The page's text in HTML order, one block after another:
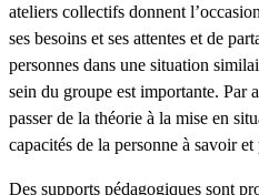
ateliers collectifs donnent
ses besoins et ses attentes et de
personnes dans une situation
sein du groupe est importante. Par
passer de la théorie à la mise en
capacités de la personne à savoir
Des supports pédagogiques sont